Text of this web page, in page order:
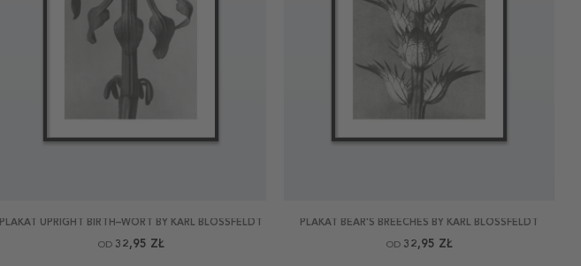
PLAKAT UPRIGHT BIRTH–WORT BY KARL BLOSSFELDT
OD 32,95 ZŁ
PLAKAT BEAR'S BREECHES BY KARL BLOSSFELDT
OD 32,95 ZŁ